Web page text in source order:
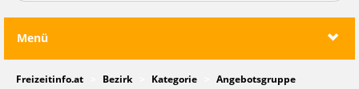
Menü
Freizeitinfo.at Bezirk Kategorie Angebotsgruppe